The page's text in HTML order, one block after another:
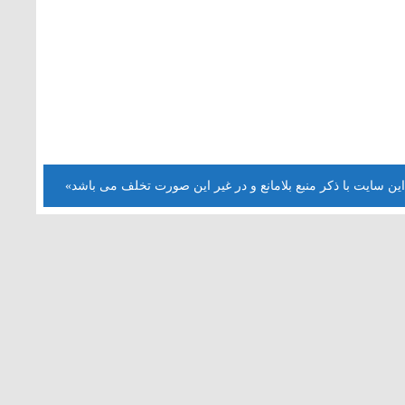
سایت با ذکر منبع بلامانع و در غیر این صورت تخلف می باشد»